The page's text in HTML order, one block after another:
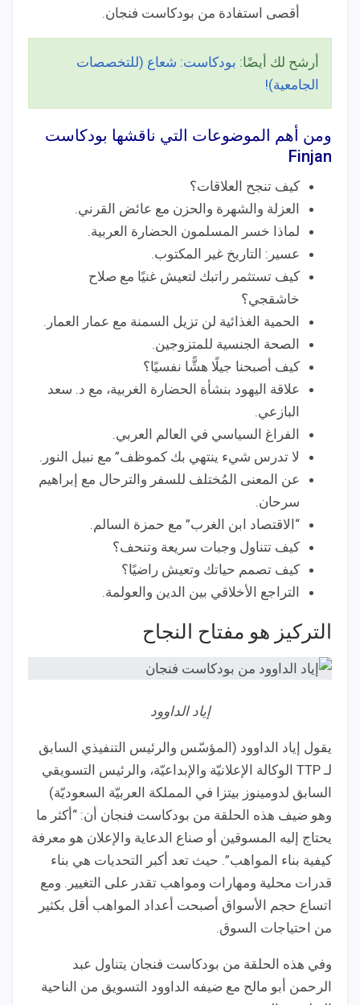
أقصى استفادة من بودكاست فنجان.
أرشح لك أيضًا: بودكاست: شعاع (للتخصصات
الجامعية)!
ومن أهم الموضوعات التي ناقشها بودكاست
Finjan
كيف تنجح العلاقات؟
العزلة والشهرة والحزن مع عائض القرني.
لماذا خسر المسلمون الحضارة العربية.
عسير: التاريخ غير المكتوب.
كيف تستثمر راتبك لتعيش غنيًا مع صلاح
خاشقجي؟
الحمية الغذائية لن تزيل السمنة مع عمار العمار.
الصحة الجنسية للمتزوجين.
كيف أصبحنا جيلًا هشًّا نفسيًا؟
علاقة اليهود بنشأة الحضارة الغربية، مع د. سعد
البازعي.
الفراغ السياسي في العالم العربي.
لا تدرس شيء ينتهي بك كموظف” مع نبيل النور.
عن المعنى المُختلف للسفر والترحال مع إبراهيم
سرحان.
“الاقتصاد ابن الغرب” مع حمزة السالم.
كيف تتناول وجبات سريعة وتنحف؟
كيف تصمم حياتك وتعيش راضيًا؟
التراجع الأخلاقي بين الدين والعولمة.
التركيز هو مفتاح النجاح
إياد الداوود
يقول إياد الداوود (المؤسّس والرئيس التنفيذي السابق
لـ TTP الوكالة الإعلانيّة والإبداعيّة، والرئيس التسويقي
السابق لدومينوز بيتزا في المملكة العربيّة السعوديّة)
وهو ضيف هذه الحلقة من بودكاست فنجان أن: “أكثر ما
يحتاج إليه المسوقين أو صناع الدعاية والإعلان هو معرفة
كيفية بناء المواهب”. حيث تعد أكبر التحديات هي بناء
قدرات محلية ومهارات ومواهب تقدر على التغيير. ومع
اتساع حجم الأسواق أصبحت أعداد المواهب أقل بكثير
من احتياجات السوق.
وفي هذه الحلقة من بودكاست فنجان يتناول عبد
الرحمن أبو مالح مع ضيفه الداوود التسويق من الناحية